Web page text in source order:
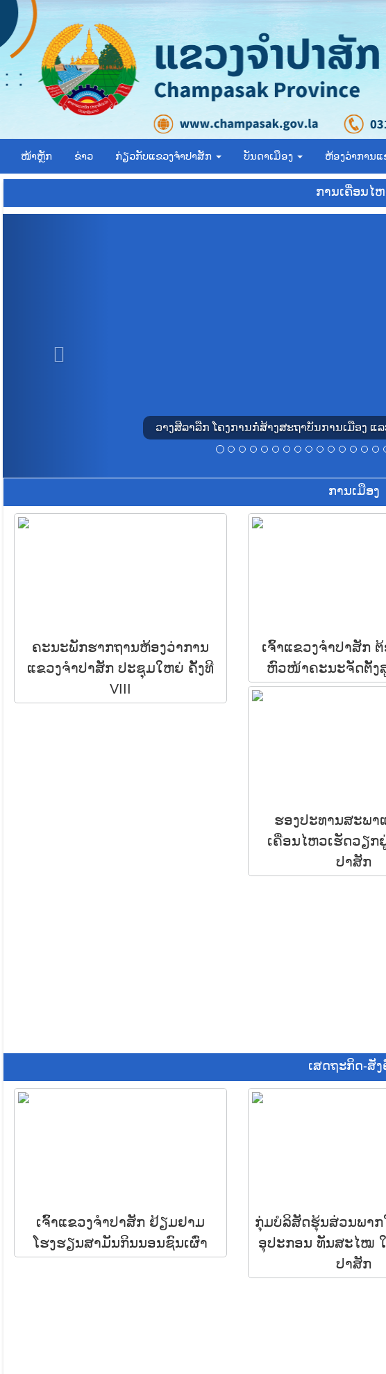
ໜ້າຫຼັກ ຂ່າວ ກ່ຽວກັບແຂວງຈຳປາສັກ ບັນດາເມືອງ ຫ້ອງວ່າການແ
ການເຄື່ອນໄ
ວາງສີລາລືກ ໂຄງການກໍ່ສ້າງສະຖາບັນການເມືອງ
ການເມືອງ
ຄະນະພັກຮາກຖານຫ້ອງວ່າການ
ແຂວງຈຳປາສັກ ປະຊຸມໃຫຍ່ ຄັ້ງທີ
VIII
ເຈົ້າແຂວງຈຳປາສັກ
ຫົວໜ້າຄະນະຈັດຕັ້ງ
ຮອງປະທານສະພາ
ເຄື່ອນໄຫວເຮັດວຽກ
ປາສັກ
ເສດຖະກິດ-ສັ
ເຈົ້າແຂວງຈໍາປາສັກ ຢ້ຽມຢາມ
ໂຮງຮຽນສາມັນກິນນອນຊົນເຜົ່າ
ກຸ່ມບໍລິສັດຮຸ້ນສ່ວນພາກ
ອຸປະກອນ ທັນສະໄໝ
ປາສັກ